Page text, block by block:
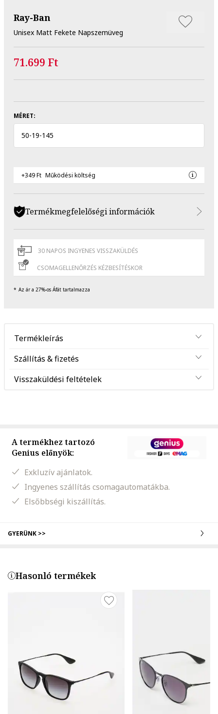
Ray-Ban
Unisex Matt Fekete Napszemüveg
71.699 Ft
MÉRET:
50-19-145
+349 Ft Működési költség
Termékmegfelelőségi információk
30 NAPOS INGYENES VISSZAKÜLDÉS
CSOMAGELLENŐRZÉS KÉZBESÍTÉSKOR
Az ár a 27%-os Áfát tartalmazza
Termékleírás
Szállítás & fizetés
Visszaküldési feltételek
A termékhez tartozó
Genius előnyök:
Exkluzív ajánlatok.
Ingyenes szállítás csomagautomatákba.
Elsőbbségi kiszállítás.
GYERÜNK >>
Hasonló termékek